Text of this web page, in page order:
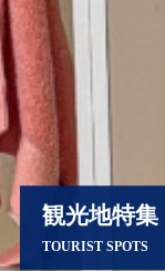
観光地特集
TOURIST SPOTS